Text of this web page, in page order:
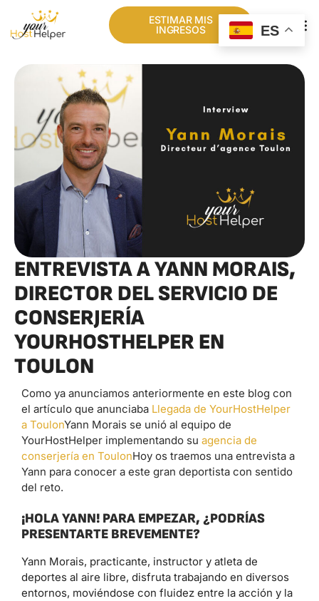
ESTIMAR MIS
INGRESOS
ENTREVISTA A YANN MORAIS,
DIRECTOR DEL SERVICIO DE
CONSERJERÍA
YOURHOSTHELPER EN
TOULON
Como ya anunciamos anteriormente en este blog con
el artículo que anunciaba Llegada de YourHostHelper
a ToulonYann Morais se unió al equipo de
YourHostHelper implementando su agencia de
conserjería en ToulonHoy os traemos una entrevista a
Yann para conocer a este gran deportista con sentido
del reto.
¡HOLA YANN! PARA EMPEZAR, ¿PODRÍAS
PRESENTARTE BREVEMENTE?
Yann Morais, practicante, instructor y atleta de
deportes al aire libre, disfruta trabajando en diversos
entornos, moviéndose con fluidez entre la acción y la
ES